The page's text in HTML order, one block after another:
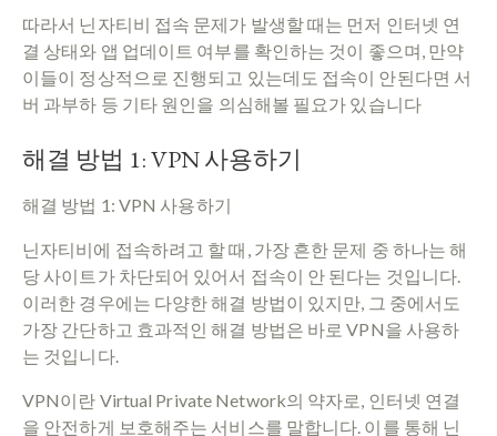
따라서 닌자티비 접속 문제가 발생할 때는 먼저 인터넷 연
결 상태와 앱 업데이트 여부를 확인하는 것이 좋으며, 만약
이들이 정상적으로 진행되고 있는데도 접속이 안된다면 서
버 과부하 등 기타 원인을 의심해볼 필요가 있습니다
해결 방법 1: VPN 사용하기
해결 방법 1: VPN 사용하기
닌자티비에 접속하려고 할 때, 가장 흔한 문제 중 하나는 해
당 사이트가 차단되어 있어서 접속이 안 된다는 것입니다.
이러한 경우에는 다양한 해결 방법이 있지만, 그 중에서도
가장 간단하고 효과적인 해결 방법은 바로 VPN을 사용하
는 것입니다.
VPN이란 Virtual Private Network의 약자로, 인터넷 연결
을 안전하게 보호해주는 서비스를 말합니다. 이를 통해 닌